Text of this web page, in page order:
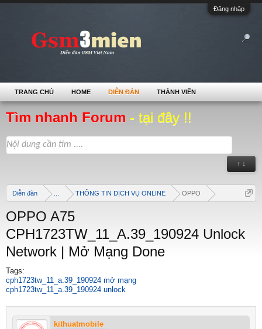
Đăng nhập
Tìm nhanh Forum - tại đây !!
↑ ↓
Diễn đàn THÔNG TIN DỊCH VỤ ONLINE OPPO
OPPO A75
CPH1723TW_11_A.39_190924 Unlock
Network | Mở Mạng Done
Tags:
cph1723tw_11_a.39_190924 mở mạng
cph1723tw_11_a.39_190924 unlock
kithuatmobile
TRANG CHỦ HOME DIỄN ĐÀN THÀNH VIÊN